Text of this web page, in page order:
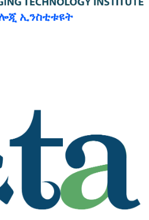
ኢንስቲቱዩት